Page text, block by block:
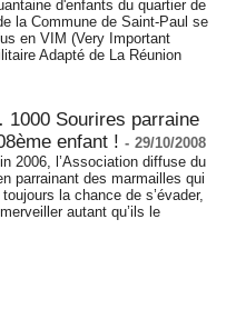
d'enfants du quartier de
la Commune de Saint-Paul se
en VIM (Very Important
Adapté de La Réunion
Sourires parraine
enfant ! - 29/10/2008
2006, l’Association diffuse du
parrainant des marmailles qui
toujours la chance de s’évader,
autant qu’ils le